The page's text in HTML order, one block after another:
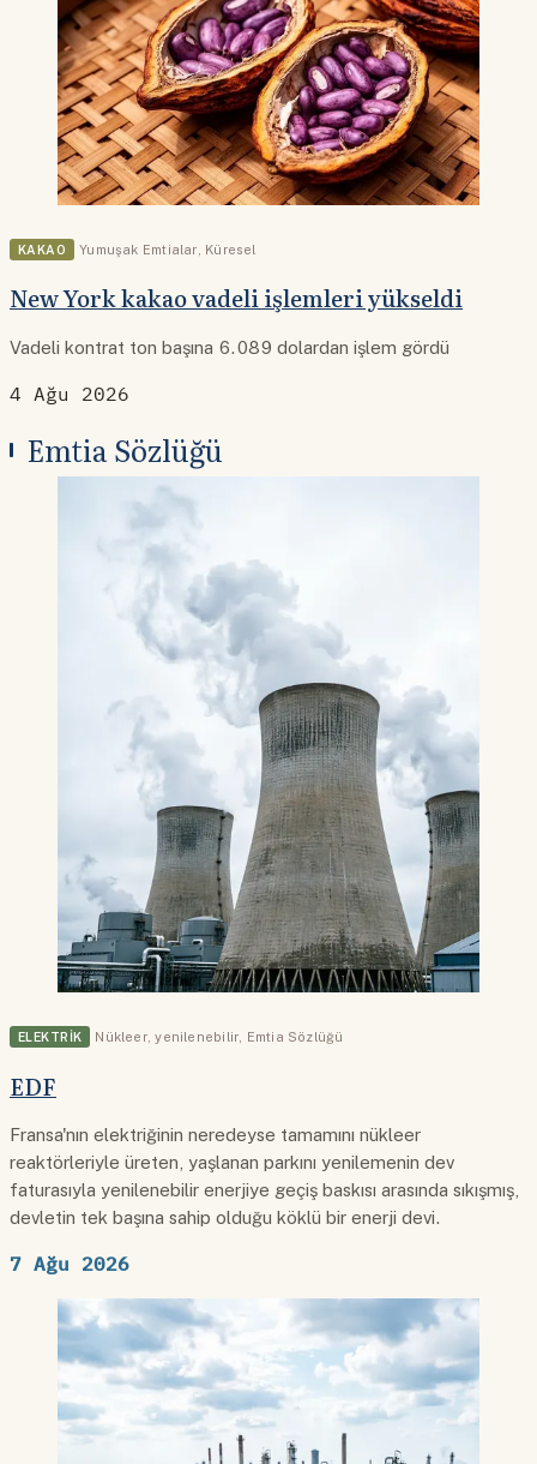
KAKAO Yumuşak Emtialar Küresel
New York kakao vadeli işlemleri yükseldi
Vadeli kontrat ton başına 6.089 dolardan işlem gördü
4 Ağu 2026
Emtia Sözlüğü
ELEKTRIK Nükleer,yenilenebilir Emtia Sözlüğü
EDF
Fransa'nın elektriğinin neredeyse tamamını nükleer
reaktörleriyle üreten, yaşlanan parkını yenilemenin dev
faturasıyla yenilenebilir enerjiye geçiş baskısı arasında sıkışmış,
devletin tek başına sahip olduğu köklü bir enerji devi.
7 Ağu 2026